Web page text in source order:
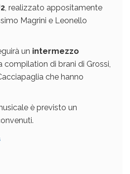
, realizzato appositamente
Magrini e Leonello
un intermezzo
compilation di brani di Grossi,
che hanno
è previsto un